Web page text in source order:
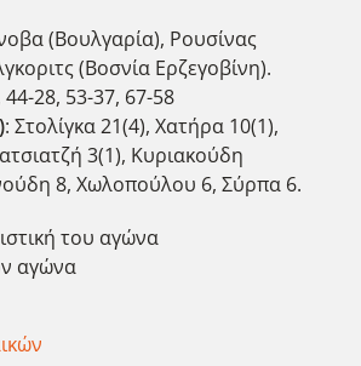
(Βουλγαρία), Ρουσίνας
(Βοσνία Ερζεγοβίνη).
44-28, 53-37, 67-58
: Στολίγκα 21(4), Χατήρα 10(1),
3(1), Κυριακούδη
8, Χωλοπούλου 6, Σύρπα 6.
του αγώνα
αγώνα